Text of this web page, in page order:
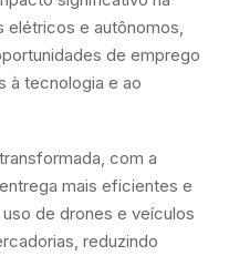
e autônomos,
de emprego
à tecnologia e ao
com a
mais eficientes e
de drones e veículos
reduzindo